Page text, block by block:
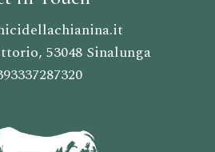
53048 Sinalunga